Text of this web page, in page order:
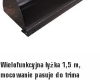
Wielofunkcyjna łyżka 1,5 m,
mocowanie pasuje do trima